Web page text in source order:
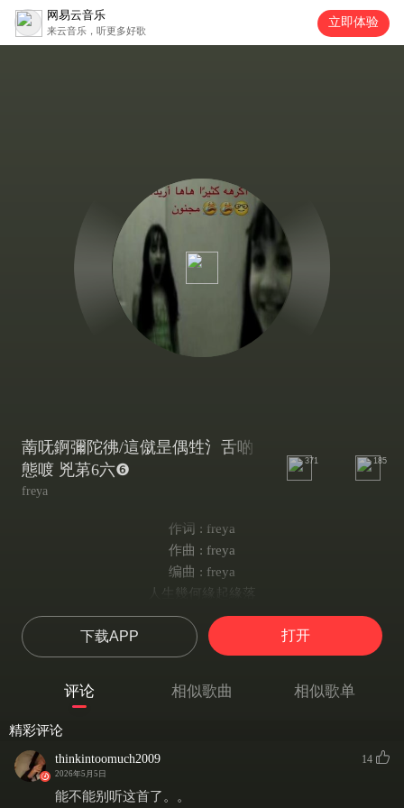
网易云音乐
来云音乐，听更多好歌
立即体验
萳呒錒彌陀彿/這僦昰偶甡氵舌啲
態喥 兇苐6六❻
freya
371 185
作词 : freya
作曲 : freya
编曲 : freya
人生幾何緣起緣落
愛恨情仇幾人看破
不要在煩惱中困惑
放下煩惱方得快樂
恩恩怨怨得到什麼
阿彌陀佛 阿彌陀佛
是你拯救回家的我
下载APP 打开
评论 相似歌曲 相似歌单
精彩评论
thinkintoomuch2009
2026年5月5日
14
能不能别听这首了。。